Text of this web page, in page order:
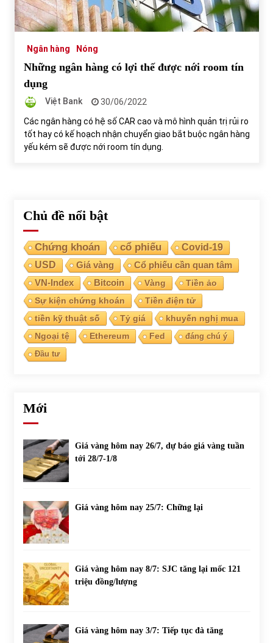
Tự doanh ngày 3.6.2022: CTCK mua ròng 28,7 tỷ đồng
Bất ổn từ các cuộc đấu giá đất ở Thanh Hoá
31/05/2022
S&P Ratings cập nhật xếp hạng tín nhiệm của
Vietcombank và Eximbank
31/05/2022
Chứng khoán ngày 30/5/2022: Top 10 cổ phiếu nổi bật
31/05/2022
Ngân hàng Nóng
Những ngân hàng có lợi thế được nới room tín
dụng
Việt Bank
30/06/2022
Các ngân hàng có hệ số CAR cao và mô hình quản trị rủi ro
tốt hay có kế hoạch nhận chuyển giao bắt buộc ngân hàng
yếu kém sẽ được nới room tín dụng.
Chủ đề nổi bật
Chứng khoán cổ phiếu
Covid-19
USD
Giá vàng Cổ phiếu cần quan tâm
VN-Index Bitcoin Vàng
Tiền ảo
Sự kiện chứng khoán
Tiền điện tử
tiền kỹ thuật số
Tỷ giá
khuyến nghị mua
Ngoại tệ
Ethereum Fed
đáng chú ý
Đầu tư
Mới
Giá vàng hôm nay 26/7, dự báo giá vàng tuần
tới 28/7-1/8
Giá vàng hôm nay 25/7: Chững lại
Giá vàng hôm nay 8/7: SJC tăng lại mốc 121
triệu đồng/lượng
Giá vàng hôm nay 3/7: Tiếp tục đà tăng